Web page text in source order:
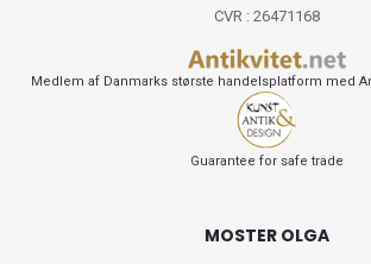
CVR : 26471168
Medlem af Danmarks største handelsplatform med
Guarantee for safe trade
MOSTER OLGA